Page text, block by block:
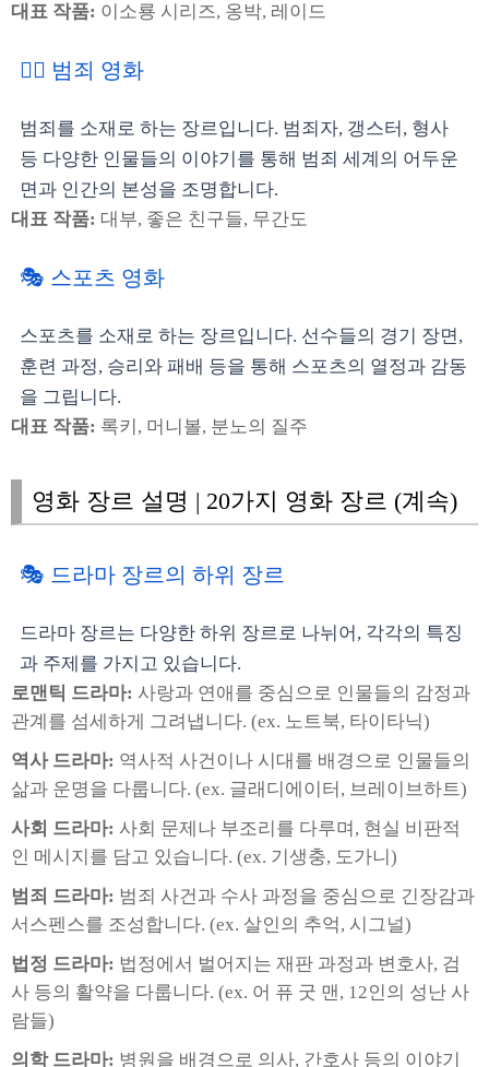
대표 작품: 이소룡 시리즈, 옹박, 레이드
🕵️‍♂️ 범죄 영화
범죄를 소재로 하는 장르입니다. 범죄자, 갱스터, 형사
등 다양한 인물들의 이야기를 통해 범죄 세계의 어두운
면과 인간의 본성을 조명합니다.
대표 작품: 대부, 좋은 친구들, 무간도
🎭 스포츠 영화
스포츠를 소재로 하는 장르입니다. 선수들의 경기 장면,
훈련 과정, 승리와 패배 등을 통해 스포츠의 열정과 감동
을 그립니다.
대표 작품: 록키, 머니볼, 분노의 질주
영화 장르 설명 | 20가지 영화 장르 (계속)
🎭 드라마 장르의 하위 장르
드라마 장르는 다양한 하위 장르로 나뉘어, 각각의 특징
과 주제를 가지고 있습니다.
로맨틱 드라마: 사랑과 연애를 중심으로 인물들의 감정과
관계를 섬세하게 그려냅니다. (ex. 노트북, 타이타닉)
역사 드라마: 역사적 사건이나 시대를 배경으로 인물들의
삶과 운명을 다룹니다. (ex. 글래디에이터, 브레이브하트)
사회 드라마: 사회 문제나 부조리를 다루며, 현실 비판적
인 메시지를 담고 있습니다. (ex. 기생충, 도가니)
범죄 드라마: 범죄 사건과 수사 과정을 중심으로 긴장감과
서스펜스를 조성합니다. (ex. 살인의 추억, 시그널)
법정 드라마: 법정에서 벌어지는 재판 과정과 변호사, 검
사 등의 활약을 다룹니다. (ex. 어 퓨 굿 맨, 12인의 성난 사
람들)
의학 드라마: 병원을 배경으로 의사, 간호사 등의 이야기